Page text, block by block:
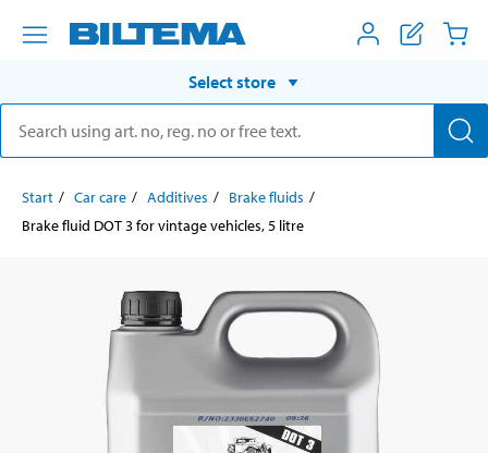
Select store
Start Car care Additives
Brake fluids
Brake fluid DOT 3 for vintage vehicles, 5 litre